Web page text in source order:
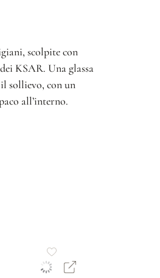
scolpite con
KSAR. Una glassa
sollievo, con un
all’interno.